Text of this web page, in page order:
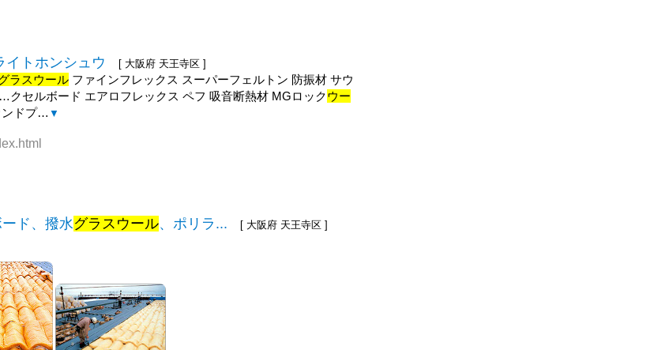
イトホンシュウ [ 大阪府 天王寺区 ]
ラスウール ファインフレックス スーパーフェルトン 防振材 サウ
セルボード エアロフレックス ペフ 吸音断熱材 MGロックウー
ンドプ… ▼
ド、撥水グラスウール、ポリラ... [ 大阪府 天王寺区 ]